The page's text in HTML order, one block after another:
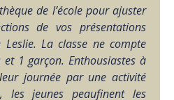
de l’école pour ajuster
de vos présentations
La classe ne compte
1 garçon. Enthousiastes à
journée par une activité
les jeunes peaufinent les